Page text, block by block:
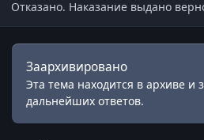
Отказано. Наказание выдано
Заархивировано
Эта тема находится в архиве и
дальнейших ответов.